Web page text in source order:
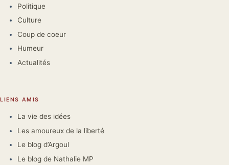
Politique
Culture
Coup de coeur
Humeur
Actualités
LIENS AMIS
La vie des idées
Les amoureux de la liberté
Le blog d’Argoul
Le blog de Nathalie MP